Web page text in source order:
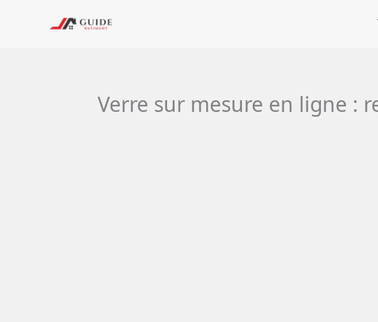
Verre sur mesure en ligne :